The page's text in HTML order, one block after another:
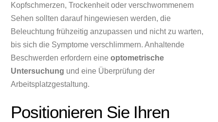
Kopfschmerzen, Trockenheit oder verschwommenem
Sehen sollten darauf hingewiesen werden, die
Beleuchtung frühzeitig anzupassen und nicht zu warten,
bis sich die Symptome verschlimmern. Anhaltende
Beschwerden erfordern eineoptometrische
Untersuchung und eine Überprüfung der
Arbeitsplatzgestaltung.
Positionieren Sie Ihren